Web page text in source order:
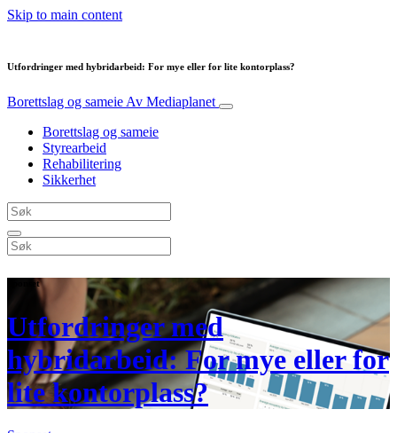
Skip to main content
Utfordringer med hybridarbeid: For mye eller for lite kontorplass?
Borettslag og sameie Av Mediaplanet
Borettslag og sameie
Styrearbeid
Rehabilitering
Sikkerhet
Sponset
Utfordringer med
hybridarbeid: For mye eller for
lite kontorplass?